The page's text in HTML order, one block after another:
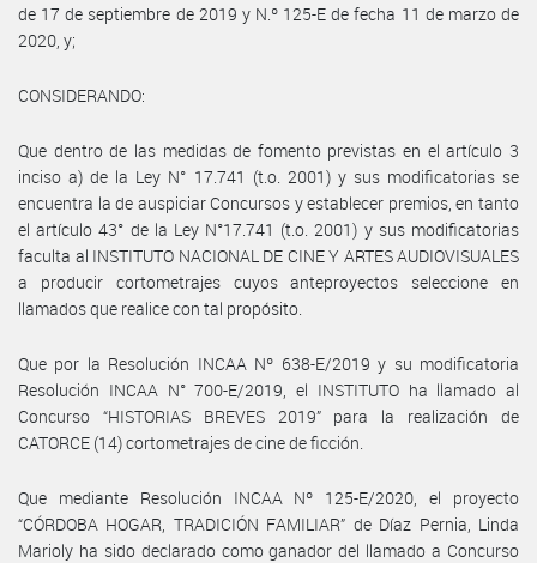
de 17 de septiembre de 2019 y N.º 125-E de fecha 11 de marzo de
2020, y;
CONSIDERANDO:
Que dentro de las medidas de fomento previstas en el artículo 3
inciso a) de la Ley N° 17.741 (t.o. 2001) y sus modificatorias se
encuentra la de auspiciar Concursos y establecer premios, en tanto
el artículo 43° de la Ley N°17.741 (t.o. 2001) y sus modificatorias
faculta al INSTITUTO NACIONAL DE CINE Y ARTES AUDIOVISUALES
a producir cortometrajes cuyos anteproyectos seleccione en
llamados que realice con tal propósito.
Que por la Resolución INCAA Nº 638-E/2019 y su modificatoria
Resolución INCAA N° 700-E/2019, el INSTITUTO ha llamado al
Concurso “HISTORIAS BREVES 2019” para la realización de
CATORCE (14) cortometrajes de cine de ficción.
Que mediante Resolución INCAA Nº 125-E/2020, el proyecto
“CÓRDOBA HOGAR, TRADICIÓN FAMILIAR” de Díaz Pernia, Linda
Marioly ha sido declarado como ganador del llamado a Concurso